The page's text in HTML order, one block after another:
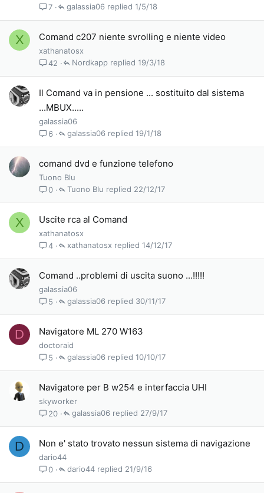
7
1/5/18
galassia06
X Comand c207 niente svrolling e niente video
xathanatosx
42
19/3/18
Nordkapp
Il Comand va in pensione ... sostituito dal sistema
...MBUX.....
galassia06
6
19/1/18
galassia06
comand dvd e funzione telefono
Tuono Blu
0
22/12/17
Tuono Blu
X Uscite rca al Comand
xathanatosx
4
14/12/17
xathanatosx
Comand ..problemi di uscita suono ...!!!!!
galassia06
5
30/11/17
galassia06
D Navigatore ML 270 W163
doctoraid
5
10/10/17
galassia06
Navigatore per B w254 e interfaccia UHI
skyworker
20
27/9/17
galassia06
D Non e' stato trovato nessun sistema di navigazione
dario44
0
21/9/16
dario44